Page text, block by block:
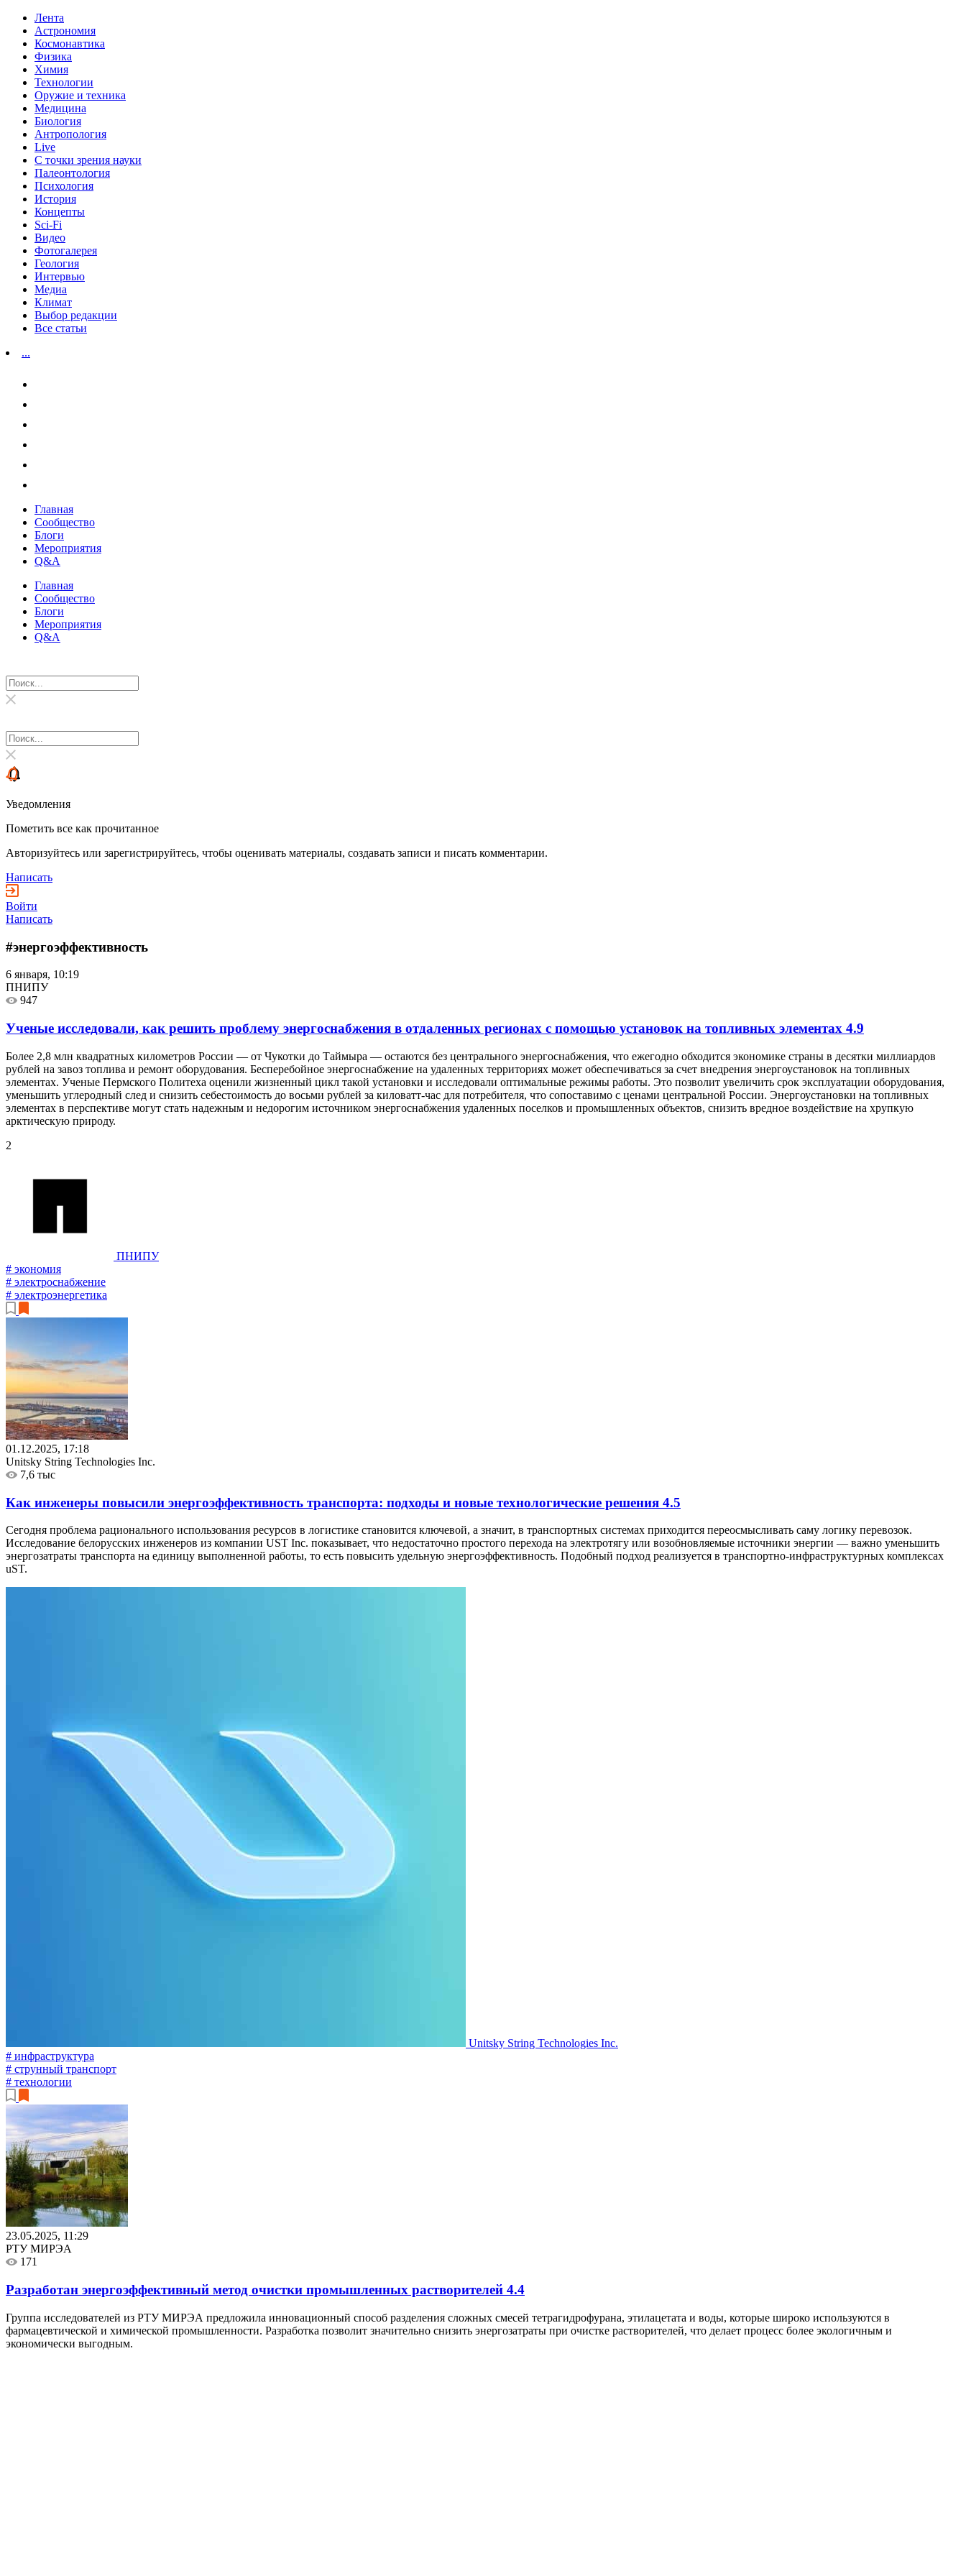
Лента
Астрономия
Космонавтика
Физика
Химия
Технологии
Оружие и техника
Медицина
Биология
Антропология
Live
С точки зрения науки
Палеонтология
Психология
История
Концепты
Sci-Fi
Видео
Фотогалерея
Геология
Интервью
Медиа
Климат
Выбор редакции
Все статьи
...
Главная
Сообщество
Блоги
Мероприятия
Q&A
Главная
Сообщество
Блоги
Мероприятия
Q&A
Уведомления
Пометить все как прочитанное
Авторизуйтесь или зарегистрируйтесь, чтобы оценивать материалы, создавать записи и писать комментарии.
Написать
Войти
Написать
#энергоэффективность
6 января, 10:19
ПНИПУ
947
Ученые исследовали, как решить проблему энергоснабжения в отдаленных регионах с помощью установок на топливных элементах 4.9
Более 2,8 млн квадратных километров России — от Чукотки до Таймыра — остаются без центрального энергоснабжения, что ежегодно обходится экономике страны в десятки миллиардов
рублей на завоз топлива и ремонт оборудования. Бесперебойное энергоснабжение на удаленных территориях может обеспечиваться за счет внедрения энергоустановок на топливных
элементах. Ученые Пермского Политеха оценили жизненный цикл такой установки и исследовали оптимальные режимы работы. Это позволит увеличить срок эксплуатации оборудования,
уменьшить углеродный след и снизить себестоимость до восьми рублей за киловатт-час для потребителя, что сопоставимо с ценами центральной России. Энергоустановки на топливных
элементах в перспективе могут стать надежным и недорогим источником энергоснабжения удаленных поселков и промышленных объектов, снизить вредное воздействие на хрупкую
арктическую природу.
2
ПНИПУ
# экономия
# электроснабжение
# электроэнергетика
01.12.2025, 17:18
Unitsky String Technologies Inc.
7,6 тыс
Как инженеры повысили энергоэффективность транспорта: подходы и новые технологические решения 4.5
Сегодня проблема рационального использования ресурсов в логистике становится ключевой, а значит, в транспортных системах приходится переосмысливать саму логику перевозок.
Исследование белорусских инженеров из компании UST Inc. показывает, что недостаточно простого перехода на электротягу или возобновляемые источники энергии — важно уменьшить
энергозатраты транспорта на единицу выполненной работы, то есть повысить удельную энергоэффективность. Подобный подход реализуется в транспортно-инфраструктурных комплексах
uST.
Unitsky String Technologies Inc.
# инфраструктура
# струнный транспорт
# технологии
23.05.2025, 11:29
РТУ МИРЭА
171
Разработан энергоэффективный метод очистки промышленных растворителей 4.4
Группа исследователей из РТУ МИРЭА предложила инновационный способ разделения сложных смесей тетрагидрофурана, этилацетата и воды, которые широко используются в
фармацевтической и химической промышленности. Разработка позволит значительно снизить энергозатраты при очистке растворителей, что делает процесс более экологичным и
экономически выгодным.